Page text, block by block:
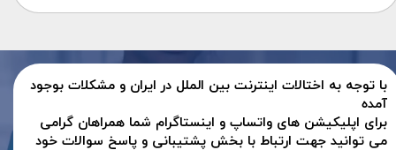
با توجه به اختالات اینترنت بین الملل در ایران و مشکلات بوجود
آمده
برای اپلیکیشن های واتساپ و اینستاگرام شما همراهان گرامی
می توانید جهت ارتباط با بخش پشتیبانی و پاسخ سوالات خود